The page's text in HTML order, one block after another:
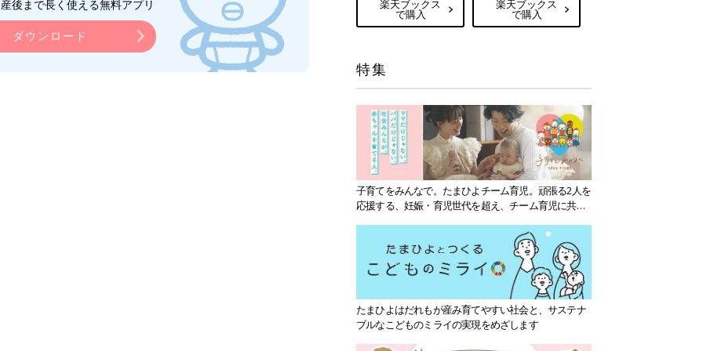
後まで長く使える無料アプリ
ダウンロード
楽天ブックス
で購入
楽天ブックス
で購入
特集
子育てをみんなで。たまひよチーム育児。頑張る2人を
応援する、妊娠・育児世代を超え、チーム育児に共感
たまひよはだれもが産み育てやすい社会と、サステナ
ブルなこどものミライの実現をめざします